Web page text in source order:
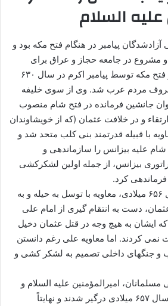
علیه السلام
آزادشدگان پیامبر در هنگام فتح مکه بود و
مشروع در جامعه حجاز و عراق برای
خلافت نداشت، او پس از فتح مکه توسط پیامبر اکرم در سال ۶۳۰
مردم عرب شد. وی از سوی خلیفه
جانشین فرمانده در فتح شام منصوب
و در خلافت عثمان (که از خویشاوندان
با قبیله قدرتمند بنی کلب متحد شد و
علیه بیزانس را سازماندهی و
بیزانس، از جمله اولین لشکرکشی
کرد.
بعد از قتل عثمان در سال ۶۵۶ میلادی، معاویه با توسل به حیله و به
دست به انتقام گیری از امام علی
ایشان به هیچ وجه در قتل عثمان دخیل
نمی کردند. اما معاویه علی رغم دانستن
و جنگهای داخلی تصمیم به لشکر کشی و
امیرالمؤمنین علیه السلام و
معاویه در نبرد صفین در سال ۶۵۷ میلادی درگیر شدند و نهايتاً